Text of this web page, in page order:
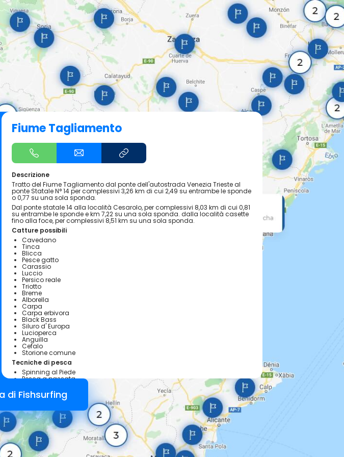
Fiume Tagliamento
Descrizione
Tratto del Fiume Tagliamento dal ponte dell'autostrada Venezia Trieste al
ponte Statale N° 14 per complessivi 3,26 km di cui 2,49 su entrambe le sponde
o 0,77 su una sola sponda.
Dal ponte statale 14 alla località Cesarolo, per complessivi 8,03 km di cui 0,81
su entrambe le sponde e km 7,22 su una sola sponda. dalla località casette
fino alla foce, per complessivi 8,51 km su una sola sponda.
Catture possibili
Cavedano
Tinca
Blicca
Pesce gatto
Carassio
Luccio
Persico reale
Triotto
Breme
Alborella
Carpa
Carpa erbivora
Black Bass
Siluro d' Europa
Lucioperca
Anguilla
Cefalo
Storione comune
Tecniche di pesca
Spinning al Piede
Pesca a passata
Feeder/Ledgering
Pesca con la roubaisienne
Informazioni
Obbligo di Tessera Federale:SI
Attrezzato per diversamente abili:NO
Tesserati subito
Regolamento interno
di Fishsurfing